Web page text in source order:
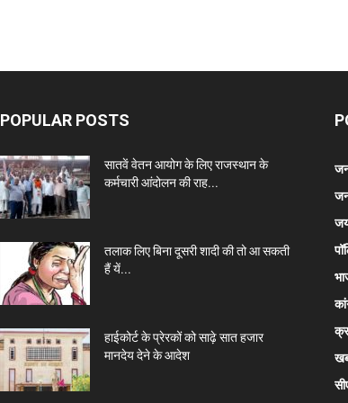
POPULAR POSTS
सातवें वेतन आयोग के लिए राजस्थान के
कर्मचारी आंदोलन की राह...
तलाक लिए बिना दूसरी शादी की तो आ सकती
हैं यें...
हाईकोर्ट के प्रेरकों को साढ़े सात हजार
मानदेय देने के आदेश